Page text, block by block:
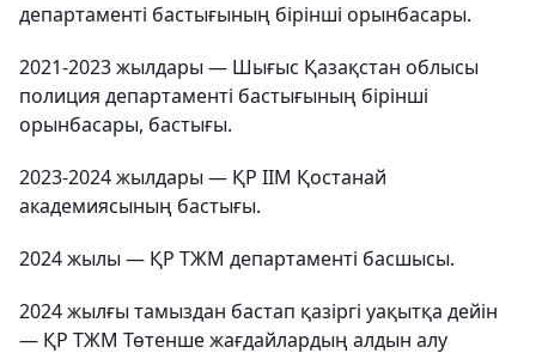
департаменті бастығының бірінші орынбасары.
2021-2023 жылдары — Шығыс Қазақстан облысы
полиция департаменті бастығының бірінші
орынбасары, бастығы.
2023-2024 жылдары — ҚР ІІМ Қостанай
академиясының бастығы.
2024 жылы — ҚР ТЖМ департаменті басшысы.
2024 жылғы тамыздан бастап қазіргі уақытқа дейін
— ҚР ТЖМ Төтенше жағдайлардың алдын алу